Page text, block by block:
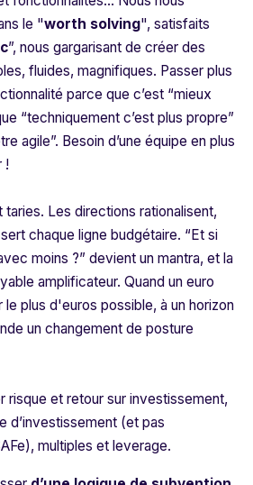
le "worth solving", satisfaits
”, nous gargarisant de créer des
fluides, magnifiques. Passer plus
parce que c’est “mieux
“techniquement c’est plus propre”
agile”. Besoin d’une équipe en plus
!
Les directions rationalisent,
chaque ligne budgétaire. “Et si
moins ?” devient un mantra, et la
amplificateur. Quand un euro
plus d'euros possible, à un horizon
un changement de posture
risque et retour sur investissement,
d’investissement (et pas
multiples et leverage.